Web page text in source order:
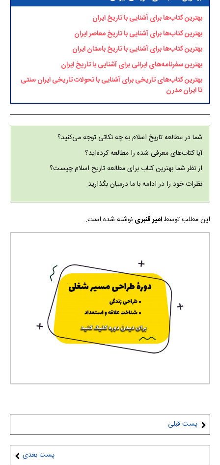
بهترین کتاب‌ها برای آشنایی با تاریخ ایران
بهترین کتاب‌ها برای آشنایی با تاریخ معاصر ایران
بهترین کتاب‌ها برای آشنایی با تاریخ باستان ایران
بهترین سفرنامه‌های ایرانی برای آشنایی با تاریخ ایران
بهترین کتاب‌های تاریخی برای آشنایی با تحولات تاریخی ایران سنتی
تا ایران مدرن
شما در مطالعه تاریخ اسلام به چه نکاتی توجه می‌کنید؟
آیا کتاب‌های معرفی شده را مطالعه کرده‌اید؟
از نظر شما بهترین کتاب برای مطالعه تاریخ اسلام چیست؟
نظرات خود را در ادامه با ما درمیان بگذارید.
این مطلب توسطامیر قنبری نوشته شده است.
پست قبلی
پست بعدی